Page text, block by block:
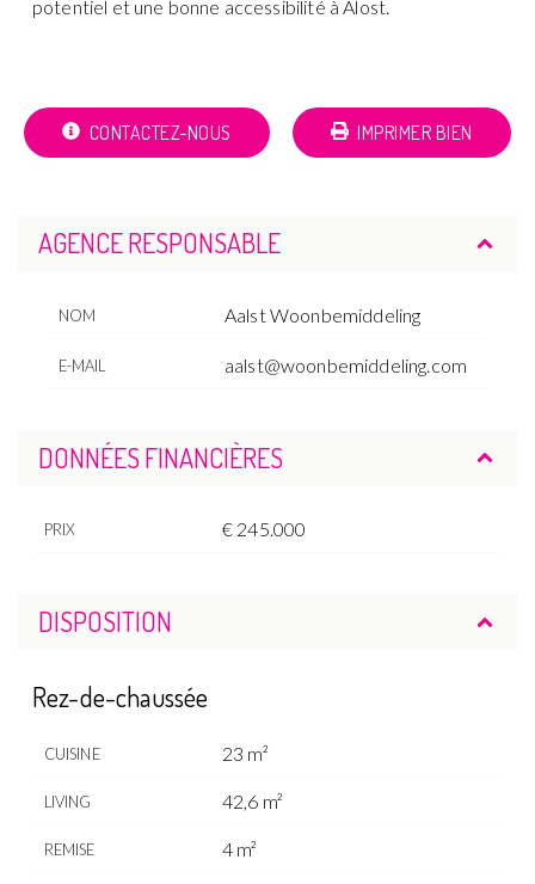
potentiel et une bonne accessibilité à Alost.
CONTACTEZ-NOUS IMPRIMER BIEN
AGENCE RESPONSABLE
NOM Aalst Woonbemiddeling
E-MAIL aalst@woonbemiddeling.com
DONNÉES FINANCIÈRES
PRIX € 245.000
DISPOSITION
Rez-de-chaussée
CUISINE 23 m²
LIVING 42,6 m²
REMISE 4 m²